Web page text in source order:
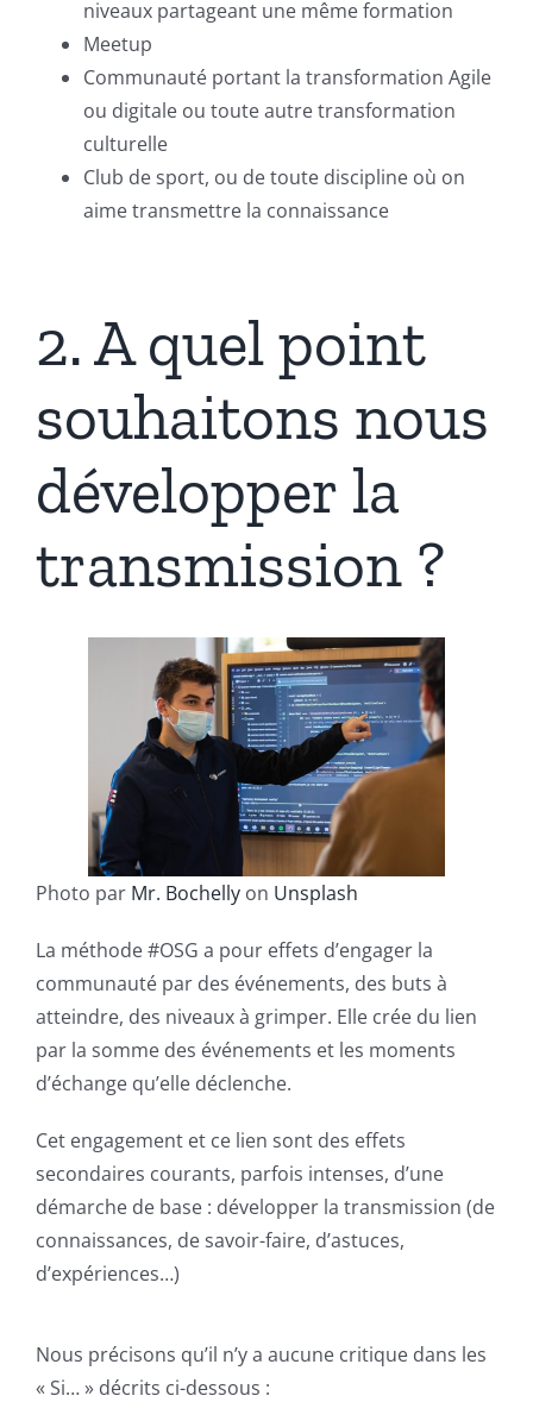
niveaux partageant une même formation
Meetup
Communauté portant la transformation Agile
ou digitale ou toute autre transformation
culturelle
Club de sport, ou de toute discipline où on
aime transmettre la connaissance
2. A quel point
souhaitons nous
développer la
transmission ?
Photo par Mr. Bochellyon Unsplash
La méthode #OSG a pour effets d’engager la
communauté par des événements, des buts à
atteindre, des niveaux à grimper. Elle crée du lien
par la somme des événements et les moments
d’échange qu’elle déclenche.
Cet engagement et ce lien sont des effets
secondaires courants, parfois intenses, d’une
démarche de base : développer la transmission (de
connaissances, de savoir-faire, d’astuces,
d’expériences…)
Nous précisons qu’il n’y a aucune critique dans les
« Si… » décrits ci-dessous :